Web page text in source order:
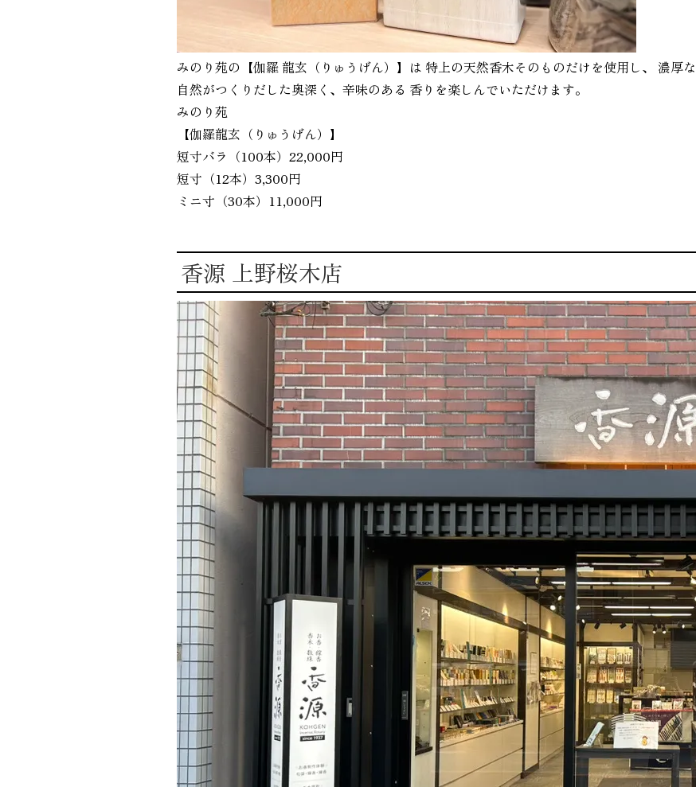
みのり苑の【伽羅 龍玄（りゅうげん）】は 特上の天然香木そのものだけを使用し、 濃厚な
自然がつくりだした奥深く、辛味のある 香りを楽しんでいただけます。 ⁡
みのり苑
【伽羅龍玄（りゅうげん）】 ⁡
短寸バラ（100本）22,000円
短寸（12本）3,300円
ミニ寸（30本）11,000円
香源 上野桜木店